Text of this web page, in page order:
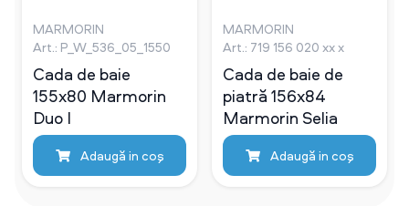
MARMORIN
Art.: P_W_536_05_1550
Cada de baie
155х80 Marmorin
Duo I
Adaugă in coş
MARMORIN
Art.: 719 156 020 xx x
Cada de baie de
piatră 156х84
Marmorin Selia
Adaugă in coş